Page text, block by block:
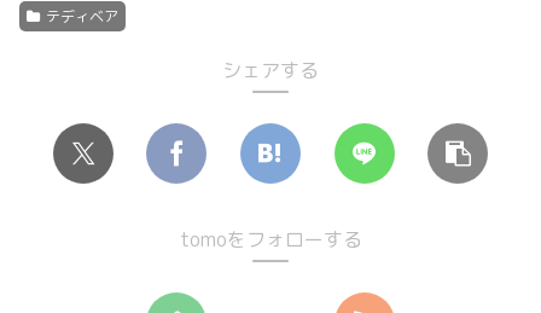
テディベア
シェアする
tomoをフォローする